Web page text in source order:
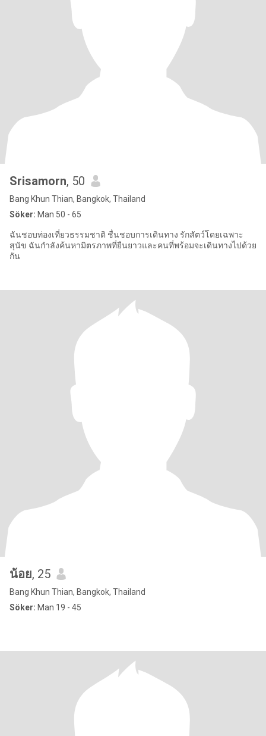
Srisamorn, 50
Bang Khun Thian, Bangkok, Thailand
Söker: Man 50 - 65
ฉันชอบท่องเที่ยวธรรมชาติ ชื่นชอบการเดินทาง รักสัตว์โดยเฉพาะ
สุนัข ฉันกำลังค้นหามิตรภาพที่ยืนยาวและคนที่พร้อมจะเดินทางไปด้วย
กัน
น้อย, 25
Bang Khun Thian, Bangkok, Thailand
Söker: Man 19 - 45